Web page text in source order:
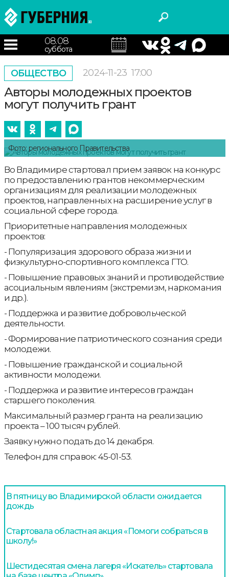
08.08
суббота
ОБЩЕСТВО 2024-11-23 17:00
Авторы молодежных проектов
могут получить грант
Фото: регионального Правительства
Во Владимире стартовал прием заявок на конкурс
по предоставлению грантов некоммерческим
организациям для реализации молодежных
проектов, направленных на расширение услуг в
социальной сфере города.
Приоритетные направления молодежных
проектов:
- Популяризация здорового образа жизни и
физкультурно-спортивного комплекса ГТО.
- Повышение правовых знаний и противодействие
асоциальным явлениям (экстремизм, наркомания
и др.).
- Поддержка и развитие добровольческой
деятельности.
- Формирование патриотического сознания среди
молодежи.
- Повышение гражданской и социальной
активности молодежи.
- Поддержка и развитие интересов граждан
старшего поколения.
Максимальный размер гранта на реализацию
проекта – 100 тысяч рублей.
Заявку нужно подать до 14 декабря.
Телефон для справок: 45-01-53.
В пятницу во Владимирской области ожидается
дождь
Стартовала областная акция «Помоги собраться в
школу!»
Шестидесятая смена лагеря «Искатель» стартовала